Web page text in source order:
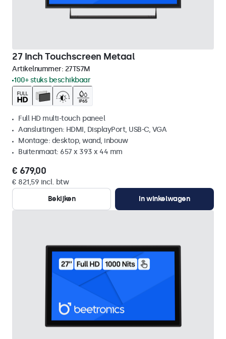
27 Inch Touchscreen Metaal
Artikelnummer: 27TS7M
100+ stuks beschikbaar
Full HD multi-touch paneel
Aansluitingen: HDMI, DisplayPort, USB-C, VGA
Montage: desktop, wand, inbouw
Buitenmaat: 657 x 393 x 44 mm
€ 679,00
€ 821,59 incl. btw
Bekijken
In winkelwagen